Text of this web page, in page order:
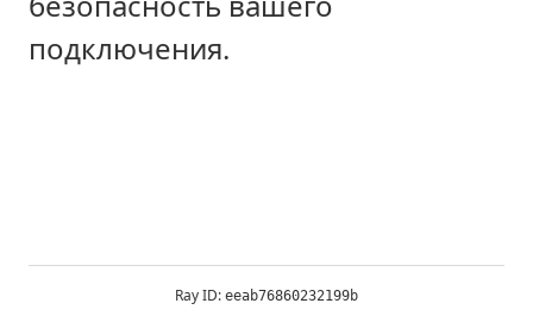
подключения.
Ray ID: eeab76860232199b